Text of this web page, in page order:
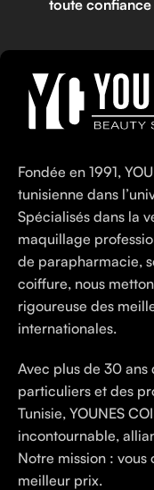
toute confiance
Fondée en 1991,
tunisienne dans
Spécialisés dans la
maquillage
de parapharmacie,
coiffure, nous
rigoureuse des
internationales.
Avec plus de 30 ans
particuliers et des
Tunisie, YOUNES
incontournable,
Notre mission :
meilleur prix.